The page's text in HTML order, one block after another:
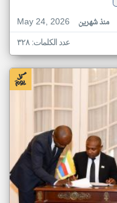
May 24, 2026
منذ شهرين
عدد الكلمات: ٣٢٨